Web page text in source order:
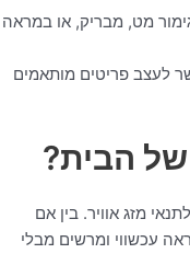
גימור מט, מבריק, או במראה
לעצב פריטים מותאמים
של הבית?
הבית בשנת 2024 בזכות עמידותו לתנאי מזג אוויר. בין אם
עכשווי ומרשים מבלי